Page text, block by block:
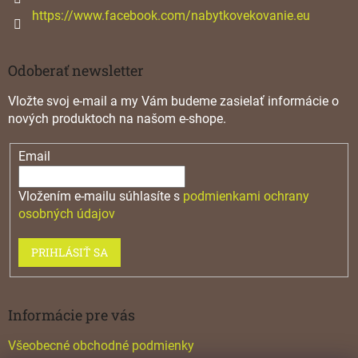
s
u
https://www.facebook.com/nabytkovekovanie.eu
Odoberať newsletter
Vložte svoj e-mail a my Vám budeme zasielať informácie o
nových produktoch na našom e-shope.
Email
Vložením e-mailu súhlasíte s podmienkami ochrany
osobných údajov
PRIHLÁSIŤ SA
Informácie pre vás
Všeobecné obchodné podmienky